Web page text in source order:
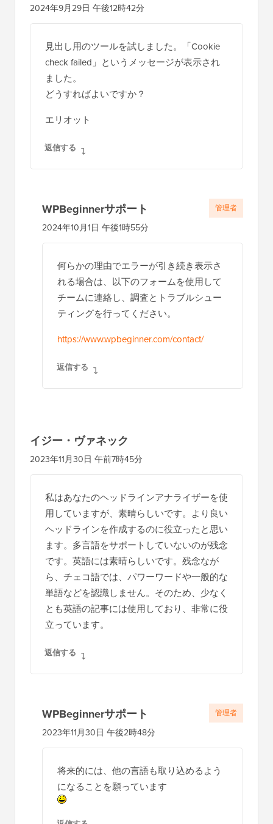
2024年9月29日 午後12時42分
見出し用のツールを試しました。「Cookie
check failed」というメッセージが表示され
ました。
どうすればよいですか？
エリオット
返信する
WPBeginnerサポート
2024年10月1日 午後1時55分
何らかの理由でエラーが引き続き表示さ
れる場合は、以下のフォームを使用して
チームに連絡し、調査とトラブルシュー
ティングを行ってください。
https://www.wpbeginner.com/contact/
返信する
管理者
イジー・ヴァネック
2023年11月30日 午前7時45分
私はあなたのヘッドラインアナライザーを使
用していますが、素晴らしいです。より良い
ヘッドラインを作成するのに役立ったと思い
ます。多言語をサポートしていないのが残念
です。英語には素晴らしいです。残念なが
ら、チェコ語では、パワーワードや一般的な
単語などを認識しません。そのため、少なく
とも英語の記事には使用しており、非常に役
立っています。
返信する
WPBeginnerサポート
2023年11月30日 午後2時48分
将来的には、他の言語も取り込めるよう
になることを願っています
管理者